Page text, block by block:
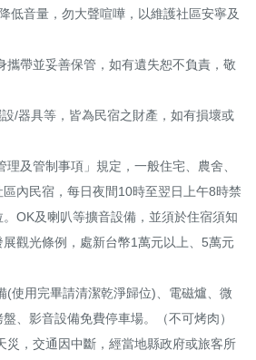
內民宿，每日夜間10時至翌日上午8時禁
OK及喇叭等擴音設備，並須於住宿須知
觀光條例，處新台幣1萬元以上、5萬元
、影音設備免費停車場。（不可烤肉）